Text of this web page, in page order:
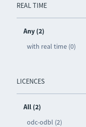
REAL TIME
Any (2)
with real time (0)
LICENCES
All (2)
odc-odbl (2)